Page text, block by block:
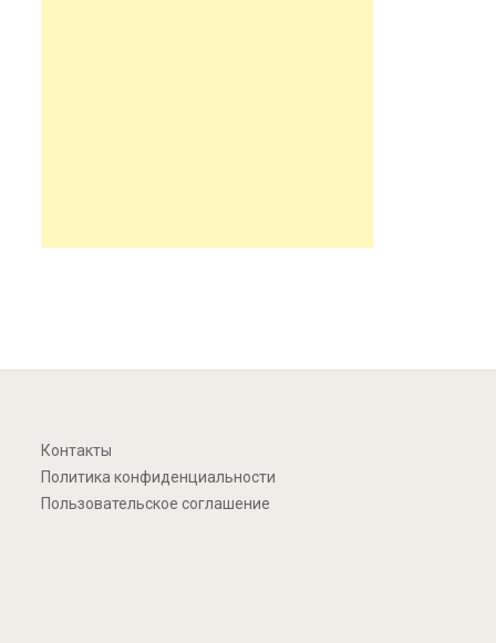
Контакты
Политика конфиденциальности
Пользовательское соглашение